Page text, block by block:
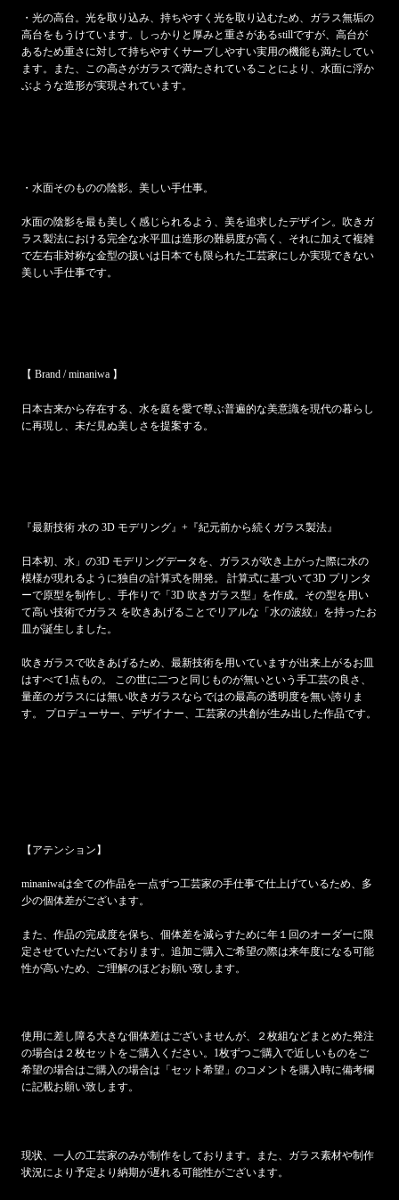
・光の高台。光を取り込み、持ちやすく 光を取り込むため、ガラス無垢の
高台をもうけています。しっかりと厚みと重さがあるstillですが、高台が
あるため重さに対して持ちやすくサーブしやすい実用の機能も満たしてい
ます。また、この高さがガラスで満たされていることにより、水面に浮か
ぶような造形が実現されています。
・水面そのものの陰影。美しい手仕事。
水面の陰影を最も美しく感じられるよう、美を追求したデザイン。吹きガ
ラス製法における完全な水平皿は造形の難易度が高く、それに加えて複雑
で左右非対称な金型の扱いは日本でも限られた工芸家にしか実現できない
美しい手仕事です。
【 Brand / minaniwa 】
日本古来から存在する、水を庭を愛で尊ぶ普遍的な美意識を現代の暮らし
に再現し、未だ見ぬ美しさを提案する。
『最新技術 水の 3D モデリング』+『紀元前から続くガラス製法』
日本初、水」の3D モデリングデータを、ガラスが吹き上がった際に水の
模様が現れるように独自の計算式を開発。 計算式に基づいて3D プリンタ
ーで原型を制作し、手作りで「3D 吹きガラス型」を作成。その型を用い
て高い技術でガラス を吹きあげることでリアルな「水の波紋」を持ったお
皿が誕生しました。
吹きガラスで吹きあげるため、最新技術を用いていますが出来上がるお皿
はすべて1点もの。 この世に二つと同じものが無いという手工芸の良さ、
量産のガラスには無い吹きガラスならではの最高の透明度を無い誇りま
す。 プロデューサー、デザイナー、工芸家の共創が生み出した作品です。
【アテンション】
minaniwaは全ての作品を一点ずつ工芸家の手仕事で仕上げているため、多
少の個体差がございます。
また、作品の完成度を保ち、個体差を減らすために年１回のオーダーに限
定させていただいております。追加ご購入ご希望の際は来年度になる可能
性が高いため、ご理解のほどお願い致します。
使用に差し障る大きな個体差はございませんが、２枚組などまとめた発注
の場合は２枚セットをご購入ください。1枚ずつご購入で近しいものをご
希望の場合はご購入の場合は「セット希望」のコメントを購入時に備考欄
に記載お願い致します。
現状、一人の工芸家のみが制作をしております。また、ガラス素材や制作
状況により予定より納期が遅れる可能性がございます。